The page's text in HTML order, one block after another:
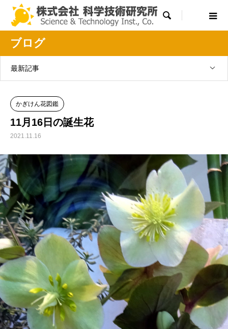

ブログ
最新記事
かぎけん花図鑑
11月16日の誕生花
2021.11.16